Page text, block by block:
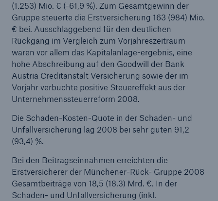
(1.253) Mio. € (-61,9 %). Zum Gesamtgewinn der
Gruppe steuerte die Erstversicherung 163 (984) Mio.
€ bei. Ausschlaggebend für den deutlichen
Rückgang im Vergleich zum Vorjahreszeitraum
waren vor allem das Kapitalanlage-ergebnis, eine
hohe Abschreibung auf den Goodwill der Bank
Austria Creditanstalt Versicherung sowie der im
Vorjahr verbuchte positive Steuereffekt aus der
Unternehmenssteuerreform 2008.
Die Schaden-Kosten-Quote in der Schaden- und
Unfallversicherung lag 2008 bei sehr guten 91,2
(93,4) %.
Bei den Beitragseinnahmen erreichten die
Erstversicherer der Münchener-Rück- Gruppe 2008
Gesamtbeiträge von 18,5 (18,3) Mrd. €. In der
Schaden- und Unfallversicherung (inkl.
Medieninformationen und
Unternehmensnachrichten
Medieninformationen
2009
Seite öffnen
Geschäftsfeld International Health mit neuem
Management
Münchener Rück mit deutlichem Gewinn 2008
trotz Finanzkrise
Bundesumweltministerium, KfW Bankengruppe
und Münchener Rück fördern Geothermie-
Tiefenbohrungen in Deutschland